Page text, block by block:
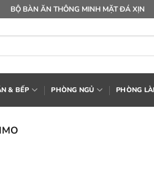
BỘ BÀN ĂN THÔNG MINH MẶT ĐÁ XỊN
& BẾP PHÒNG NGỦ PHÒNG